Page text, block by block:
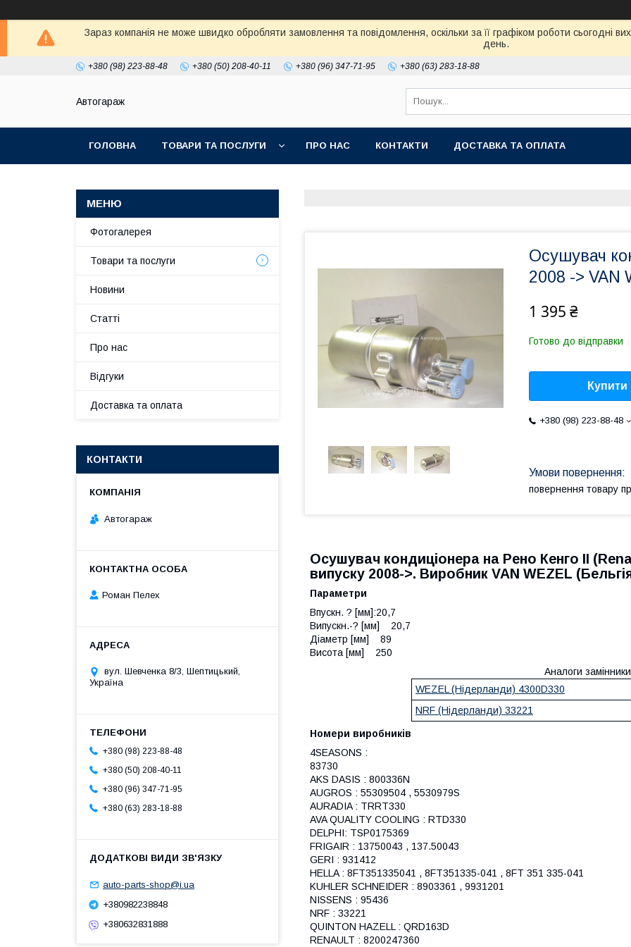
Зараз компанія не може швидко обробляти замовлення та повідомлення, оскільки за її графіком роботи сьогодні
день.
+380 (98) 223-88-48 +380 (50) 208-40-11 +380 (96) 347-71-95 +380 (63) 283-18-88
Автогараж
ГОЛОВНА ТОВАРИ ТА ПОСЛУГИ ПРО НАС КОНТАКТИ ДОСТАВКА ТА ОПЛАТА
Осушувач
2008 -> VAN
1 395 ₴
Готово до відправки
Купити
+380 (98) 223-88-48
повернення товару
Осушувач кондиціонера на Рено Кенго II
випуску 2008->. Виробник VAN WEZEL
Параметри
Впускн. ? [мм]:20,7
Випускн.-? [мм] 20,7
Діаметр [мм] 89
Висота [мм] 250
Аналоги замінники
WEZEL (Нідерланди) 4300D330
NRF (Нідерланди) 33221
Номери виробників
4SEASONS :
83730
AKS DASIS : 800336N
AUGROS : 55309504 , 5530979S
AURADIA : TRRT330
AVA QUALITY COOLING : RTD330
DELPHI: TSP0175369
FRIGAIR : 13750043 , 137.50043
GERI : 931412
HELLA : 8FT351335041 , 8FT351335-041 , 8FT 351 335-041
KUHLER SCHNEIDER : 8903361 , 9931201
NISSENS : 95436
NRF : 33221
QUINTON HAZELL : QRD163D
RENAULT : 8200247360
Фотогалерея
Товари та послуги
Новини
Статті
Про нас
Відгуки
Доставка та оплата
КОНТАКТИ
Автогараж
Роман Пелех
вул. Шевченка 8/3, Шептицький,
Україна
+380 (98) 223-88-48
+380 (50) 208-40-11
+380 (96) 347-71-95
+380 (63) 283-18-88
auto-parts-shop@i.ua
+380982238848
+380632831888